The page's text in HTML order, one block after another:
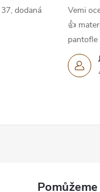
dodaná
Vemi
👍
pantofle